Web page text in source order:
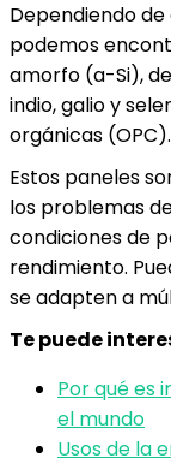
Dependiendo
podemos
amorfo (a-Si),
indio, galio y
orgánicas (OPC).
Estos paneles
los problemas
condiciones de
rendimiento.
se adapten a
Te puede
Por qué es
el mundo
Usos de la